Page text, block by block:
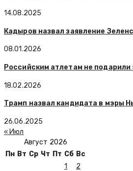
14.08.2025
Кадыров назвал заявление
08.01.2026
Российским атлетам не
18.02.2026
Трамп назвал кандидата в мэры
26.06.2025
« Июл
Август 2026
Пн Вт Ср Чт Пт Сб Вс
1
2